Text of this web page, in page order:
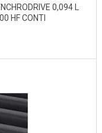
0,094 L
HF CONTI